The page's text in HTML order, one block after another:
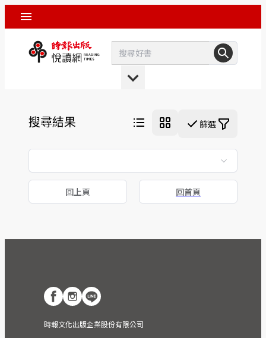
搜尋結果 篩選
回上頁 回首頁
時報文化出版企業股份有限公司